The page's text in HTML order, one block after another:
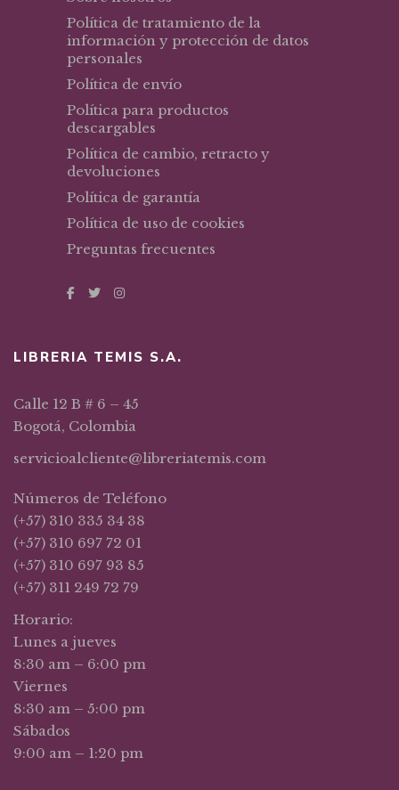
Política de tratamiento de la
información y protección de datos
personales
Política de envío
Política para productos
descargables
Política de cambio, retracto y
devoluciones
Política de garantía
Política de uso de cookies
Preguntas frecuentes
LIBRERIA TEMIS S.A.
Calle 12 B # 6 – 45
Bogotá, Colombia
servicioalcliente@libreriatemis.com
Números de Teléfono
(+57) 310 335 34 38
(+57) 310 697 72 01
(+57) 310 697 93 85
(+57) 311 249 72 79
Horario:
Lunes a jueves
8:30 am – 6:00 pm
Viernes
8:30 am – 5:00 pm
Sábados
9:00 am – 1:20 pm